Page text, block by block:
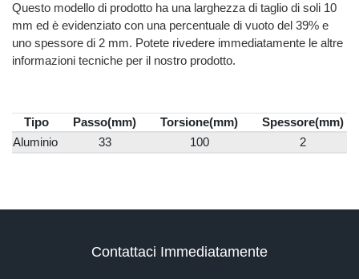
Questo modello di prodotto ha una larghezza di taglio di soli 10
mm ed è evidenziato con una percentuale di vuoto del 39% e
uno spessore di 2 mm. Potete rivedere immediatamente le altre
informazioni tecniche per il nostro prodotto.
Tipo Passo(mm) Torsione(mm)
Spessore(mm)
Aluminio
33 100 2
Contattaci Immediatamente